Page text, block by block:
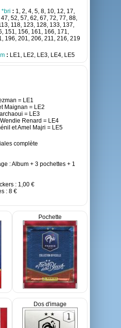
*bri : 1, 2, 4, 5, 8, 10, 12, 17,
52, 57, 62, 67, 72, 77, 88,
118, 123, 128, 133, 137,
151, 156, 161, 166, 171,
196, 201, 206, 211, 216, 219
: LE1, LE2, LE3, LE4, LE5
= LE1
Maignan = LE2
= LE3
Renard = LE4
et Amel Majri = LE5
complète
: Album + 3 pochettes + 1
: 1,00 €
: 8 €
Pochette
Dos d'image